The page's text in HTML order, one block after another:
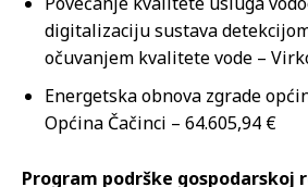
digitalizaciju sustava
očuvanjem kvalitete vode –
Energetska obnova zgrade
Općina Čačinci – 64.605,94 €
Program podrške gospodarskoj